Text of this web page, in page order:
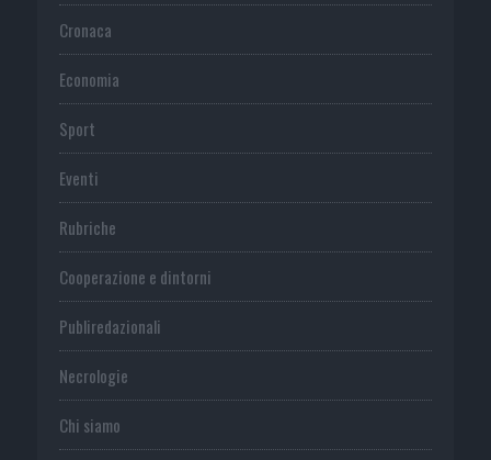
Cronaca
Economia
Sport
Eventi
Rubriche
Cooperazione e dintorni
Publiredazionali
Necrologie
Chi siamo